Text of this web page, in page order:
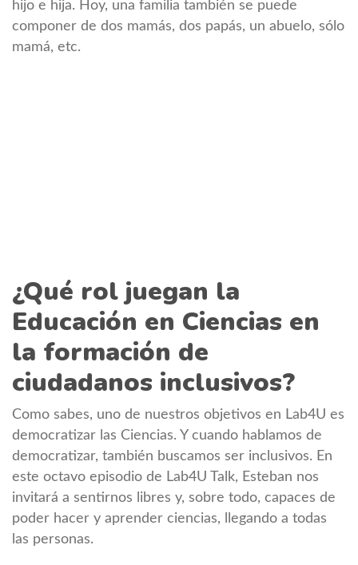
hijo e hija. Hoy, una familia también se puede
componer de dos mamás, dos papás, un abuelo, sólo
mamá, etc.
¿Qué rol juegan la
Educación en Ciencias en
la formación de
ciudadanos inclusivos?
Como sabes, uno de nuestros objetivos en Lab4U es
democratizar las Ciencias. Y cuando hablamos de
democratizar, también buscamos ser inclusivos. En
este octavo episodio de Lab4U Talk, Esteban nos
invitará a sentirnos libres y, sobre todo, capaces de
poder hacer y aprender ciencias, llegando a todas
las personas.